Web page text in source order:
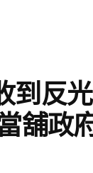
到反
舖政